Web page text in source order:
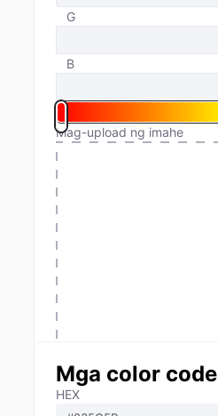
G
B
Mag-upload ng imahe
Mga color code
HEX